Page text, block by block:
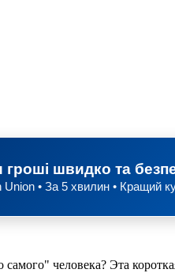
гроші швидко та
Union • За 5 хвилин • Кращий
человека? Эта